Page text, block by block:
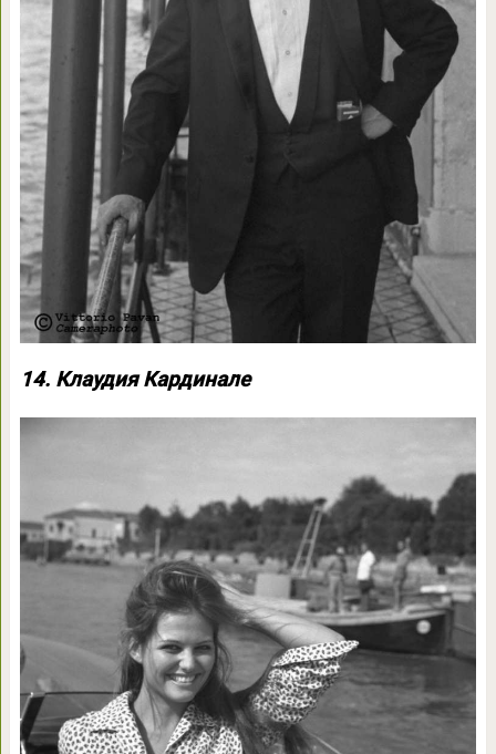
14. Клаудия Кардинале